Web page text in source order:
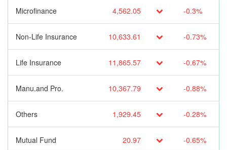
Microfinance 4,562.05 -0.3%
Non-Life Insurance 10,633.61 -0.73%
Life Insurance 11,865.57 -0.67%
Manu.and Pro. 10,367.79 -0.88%
Others 1,929.45 -0.28%
Mutual Fund 20.97 -0.65%